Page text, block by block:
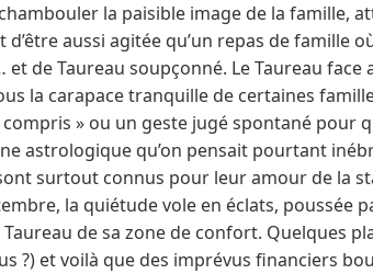
la paisible image de la famille,
aussi agitée qu’un repas de famille
de Taureau soupçonné. Le Taureau face
la carapace tranquille de certaines
» ou un geste jugé spontané pour
astrologique qu’on pensait pourtant
surtout connus pour leur amour de la
la quiétude vole en éclats, poussée
de sa zone de confort. Quelques
?) et voilà que des imprévus financiers